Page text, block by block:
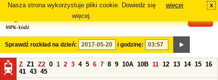
Nasza strona wykorzystuje pliki cookie. Dowiedz się
więcej.
więcej x
Sprawdź rozkład na dzień: i godzinę:
Z Z1 Z2 0 1 2 3 4 5 6 7 8 9 10A 10B 11 12 13 14 15 16
41 43 45